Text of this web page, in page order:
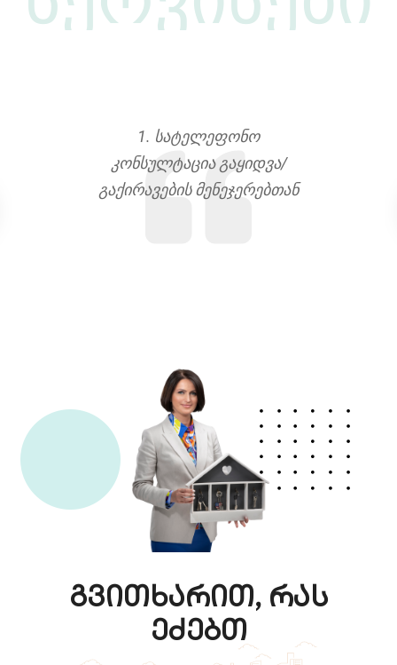
1. სატელეფონო
კონსულტაცია გაყიდვა/
გაქირავების მენეჯერებთან
გვითხარით, რას
ეძებთ